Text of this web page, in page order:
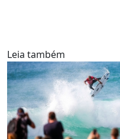
Leia também